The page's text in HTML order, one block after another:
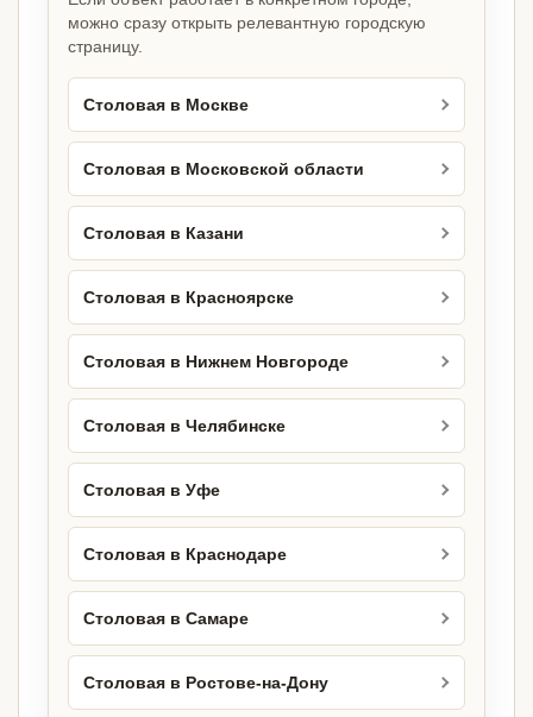
можно сразу открыть релевантную городскую
страницу.
Столовая в Москве
Столовая в Московской области
Столовая в Казани
Столовая в Красноярске
Столовая в Нижнем Новгороде
Столовая в Челябинске
Столовая в Уфе
Столовая в Краснодаре
Столовая в Самаре
Столовая в Ростове-на-Дону